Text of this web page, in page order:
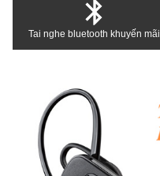
Tai nghe bluetooth khuyến mãi